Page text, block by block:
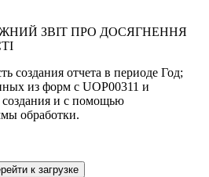
ЗВІТ ПРО ДОСЯГНЕННЯ
создания отчета в периоде Год;
из форм с UOP00311 и
и с помощью
обработки.
к загрузке